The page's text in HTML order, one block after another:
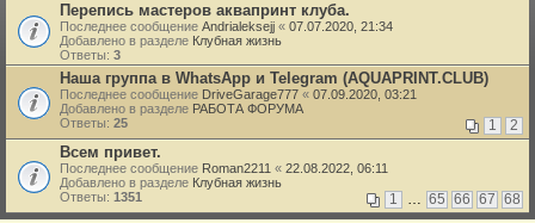
Перепись мастеров аквапринт клуба.
Последнее сообщение Andrialeksejj « 07.07.2020, 21:34
Добавлено в разделе Клубная жизнь
Ответы: 3
Наша группа в WhatsApp и Telegram (AQUAPRINT.CLUB)
Последнее сообщение DriveGarage777 « 07.09.2020, 03:21
Добавлено в разделе РАБОТА ФОРУМА
Ответы: 25 1 2
Всем привет.
Последнее сообщение Roman2211 « 22.08.2022, 06:11
Добавлено в разделе Клубная жизнь
Ответы: 1351 1 … 65 66 67 68